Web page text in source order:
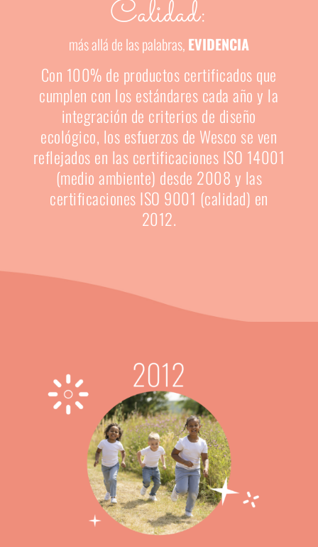
Calidad:
más allá de las palabras, EVIDENCIA
Con 100% de productos certificados que
cumplen con los estándares cada año y la
integración de criterios de diseño
ecológico, los esfuerzos de Wesco se ven
reflejados en las certificaciones ISO 14001
(medio ambiente) desde 2008 y las
certificaciones ISO 9001 (calidad) en
2012.